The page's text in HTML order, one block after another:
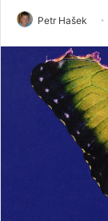
Petr Hašek